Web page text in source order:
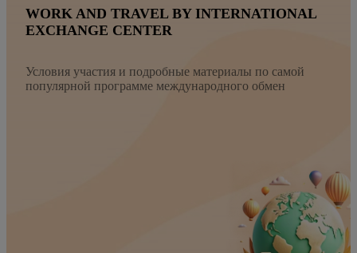
WORK AND TRAVEL BY INTERNATIONAL
EXCHANGE CENTER
Условия участия и подробные материалы по самой
популярной программе международного обмен